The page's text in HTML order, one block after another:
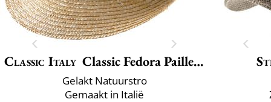
Classic Italy Classic Fedora Paille Large
Gelakt Natuurstro
Gemaakt in Italië